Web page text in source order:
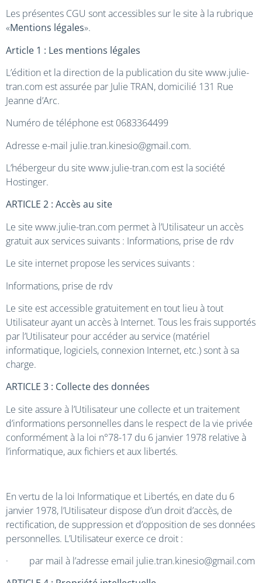
Les présentes CGU sont accessibles sur le site à la rubrique
«Mentions légales».
Article 1 : Les mentions légales
L’édition et la direction de la publication du site www.julie-
tran.com est assurée par Julie TRAN, domicilié 131 Rue
Jeanne d’Arc.
Numéro de téléphone est 0683364499
Adresse e-mail julie.tran.kinesio@gmail.com.
L’hébergeur du site www.julie-tran.com est la société
Hostinger.
ARTICLE 2 : Accès au site
Le site www.julie-tran.com permet à l’Utilisateur un accès
gratuit aux services suivants : Informations, prise de rdv
Le site internet propose les services suivants :
Informations, prise de rdv
Le site est accessible gratuitement en tout lieu à tout
Utilisateur ayant un accès à Internet. Tous les frais supportés
par l’Utilisateur pour accéder au service (matériel
informatique, logiciels, connexion Internet, etc.) sont à sa
charge.
ARTICLE 3 : Collecte des données
Le site assure à l’Utilisateur une collecte et un traitement
d’informations personnelles dans le respect de la vie privée
conformément à la loi n°78-17 du 6 janvier 1978 relative à
l’informatique, aux fichiers et aux libertés.
En vertu de la loi Informatique et Libertés, en date du 6
janvier 1978, l’Utilisateur dispose d’un droit d’accès, de
rectification, de suppression et d’opposition de ses données
personnelles. L’Utilisateur exerce ce droit :
· par mail à l’adresse email julie.tran.kinesio@gmail.com